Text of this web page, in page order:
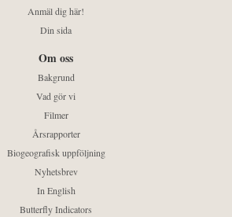
Anmäl dig här!
Din sida
Om oss
Bakgrund
Vad gör vi
Filmer
Årsrapporter
Biogeografisk uppföljning
Nyhetsbrev
In English
Butterfly Indicators